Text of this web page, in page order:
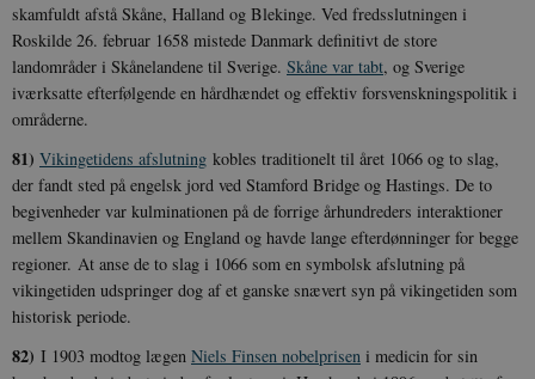
skamfuldt afstå Skåne, Halland og Blekinge. Ved fredsslutningen i
Roskilde 26. februar 1658 mistede Danmark definitivt de store
landområder i Skånelandene til Sverige. Skåne var tabt, og Sverige
iværksatte efterfølgende en hårdhændet og effektiv forsvenskningspolitik i
områderne.
81) Vikingetidens afslutning kobles traditionelt til året 1066 og to slag,
der fandt sted på engelsk jord ved Stamford Bridge og Hastings. De to
begivenheder var kulminationen på de forrige århundreders interaktioner
mellem Skandinavien og England og havde lange efterdønninger for begge
regioner. At anse de to slag i 1066 som en symbolsk afslutning på
vikingetiden udspringer dog af et ganske snævert syn på vikingetiden som
historisk periode.
82) I 1903 modtog lægen Niels Finsen nobelprisen i medicin for sin